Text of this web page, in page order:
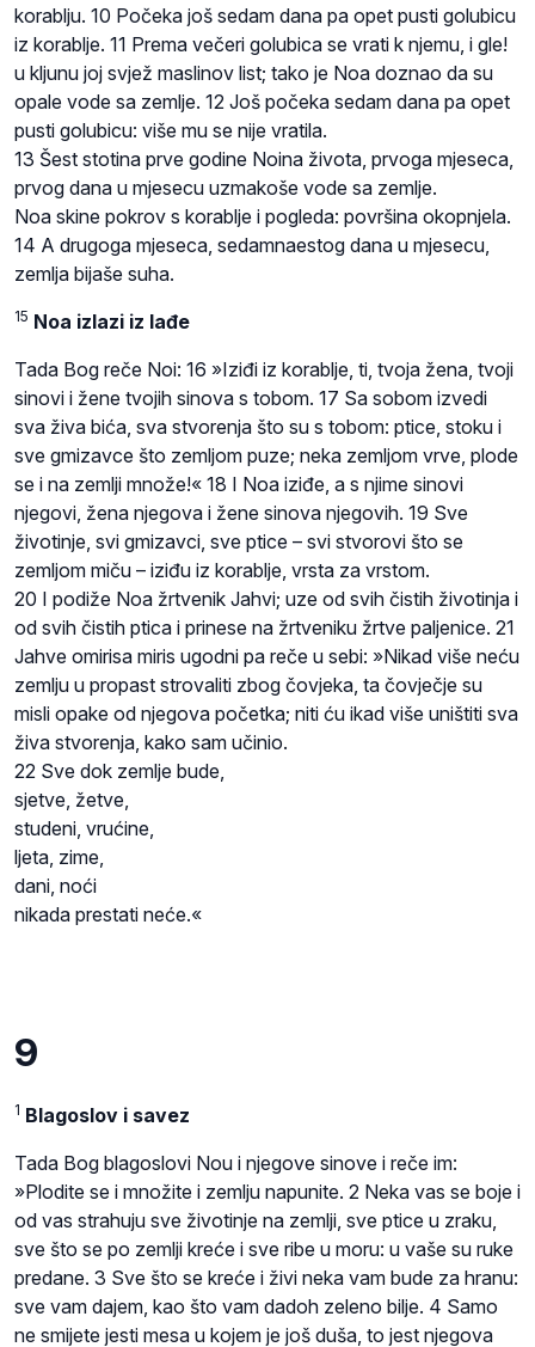
korablju. 10 Počeka još sedam dana pa opet pusti golubicu
iz korablje. 11 Prema večeri golubica se vrati k njemu, i gle!
u kljunu joj svjež maslinov list; tako je Noa doznao da su
opale vode sa zemlje. 12 Još počeka sedam dana pa opet
pusti golubicu: više mu se nije vratila.
13 Šest stotina prve godine Noina života, prvoga mjeseca,
prvog dana u mjesecu uzmakoše vode sa zemlje.
Noa skine pokrov s korablje i pogleda: površina okopnjela.
14 A drugoga mjeseca, sedamnaestog dana u mjesecu,
zemlja bijaše suha.
15 Noa izlazi iz lađe
Tada Bog reče Noi: 16 »Iziđi iz korablje, ti, tvoja žena, tvoji
sinovi i žene tvojih sinova s tobom. 17 Sa sobom izvedi
sva živa bića, sva stvorenja što su s tobom: ptice, stoku i
sve gmizavce što zemljom puze; neka zemljom vrve, plode
se i na zemlji množe!« 18 I Noa iziđe, a s njime sinovi
njegovi, žena njegova i žene sinova njegovih. 19 Sve
životinje, svi gmizavci, sve ptice – svi stvorovi što se
zemljom miču – iziđu iz korablje, vrsta za vrstom.
20 I podiže Noa žrtvenik Jahvi; uze od svih čistih životinja i
od svih čistih ptica i prinese na žrtveniku žrtve paljenice. 21
Jahve omirisa miris ugodni pa reče u sebi: »Nikad više neću
zemlju u propast strovaliti zbog čovjeka, ta čovječje su
misli opake od njegova početka; niti ću ikad više uništiti sva
živa stvorenja, kako sam učinio.
22 Sve dok zemlje bude,
sjetve, žetve,
studeni, vrućine,
ljeta, zime,
dani, noći
nikada prestati neće.«
9
1 Blagoslov i savez
Tada Bog blagoslovi Nou i njegove sinove i reče im:
»Plodite se i množite i zemlju napunite. 2 Neka vas se boje i
od vas strahuju sve životinje na zemlji, sve ptice u zraku,
sve što se po zemlji kreće i sve ribe u moru: u vaše su ruke
predane. 3 Sve što se kreće i živi neka vam bude za hranu:
sve vam dajem, kao što vam dadoh zeleno bilje. 4 Samo
ne smijete jesti mesa u kojem je još duša, to jest njegova